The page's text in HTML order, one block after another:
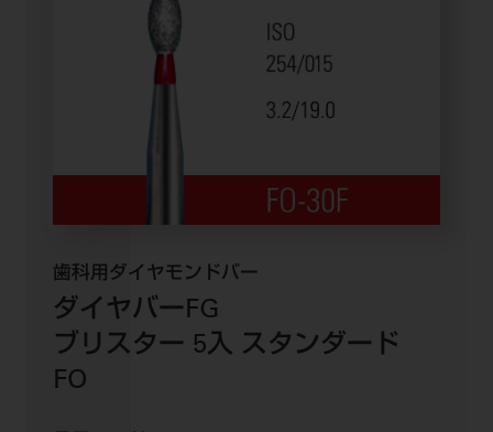
歯科用ダイヤモンドバー
ダイヤバーFG
ブリスター 5入 スタンダード
FO